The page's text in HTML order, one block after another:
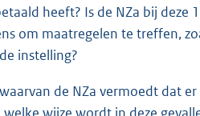
heeft? Is de NZa bij deze
om maatregelen te treffen,
instelling?
de NZa vermoedt dat